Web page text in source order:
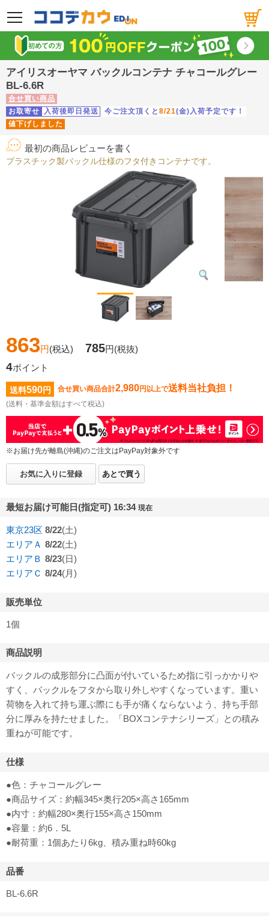
メニュー
アイリスオーヤマ バックルコンテナ チャコールグレー
BL-6.6R
合せ買い商品
お取寄せ
入荷後即日発送 今ご注文頂くと 8/21(金)入荷予定です！
値下げしました
最初の商品レビューを書く
プラスチック製バックル仕様のフタ付きコンテナです。
863円(税込) 785円(税抜)
4ポイント
送料590円 合せ買い商品合計2,980円以上で送料当社負担！
(送料・基準金額はすべて税込)
※お届け先が離島(沖縄)のご注文はPayPay対象外です
お気に入りに登録 あとで買う
最短お届け可能日(指定可) 16:34 現在
東京23区 8/22(土)
エリアＡ 8/22(土)
エリアＢ 8/23(日)
エリアＣ 8/24(月)
販売単位
1個
商品説明
バックルの成形部分に凸面が付いているため指に引っかかりや
すく、バックルをフタから取り外しやすくなっています。重い
荷物を入れて持ち運ぶ際にも手が痛くならないよう、持ち手部
分に厚みを持たせました。「BOXコンテナシリーズ」との積み
重ねが可能です。
仕様
●色：チャコールグレー
●商品サイズ：約幅345×奥行205×高さ165mm
●内寸：約幅280×奥行155×高さ150mm
●容量：約6．5L
●耐荷重：1個あたり6kg、積み重ね時60kg
品番
BL-6.6R